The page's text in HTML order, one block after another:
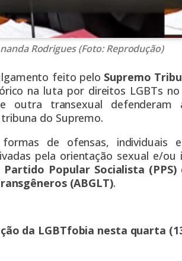
Rodrigues (Foto: Reprodução)
feito pelo Supremo
na luta por direitos LGBTs no
outra transexual
do Supremo.
de ofensas, individuais e
pela orientação sexual e/
Partido Popular Socialista (PPS)
(ABGLT).
da LGBTfobia nesta quarta